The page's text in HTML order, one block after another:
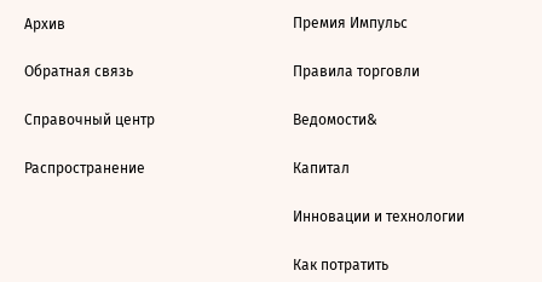
Архив
Обратная связь
Справочный центр
Распространение
Премия Импульс
Правила торговли
Ведомости&
Капитал
Инновации и технологии
Как потратить